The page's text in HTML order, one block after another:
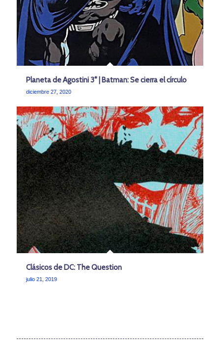
Planeta de Agostini 3° | Batman: Se cierra el círculo
diciembre 27, 2020
Clásicos de DC: The Question
julio 21, 2019